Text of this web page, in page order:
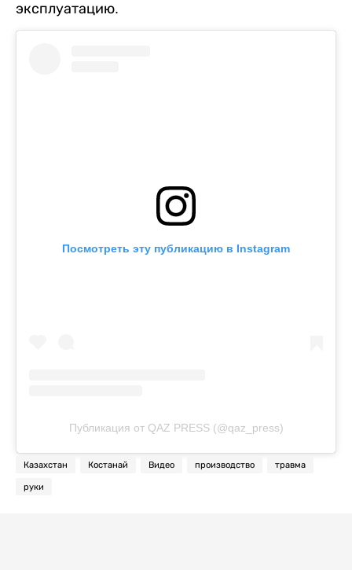
эксплуатацию.
Посмотреть эту публикацию в Instagram
Публикация от QAZ PRESS (@qaz_press)
Казахстан Костанай Видео производство травма
руки